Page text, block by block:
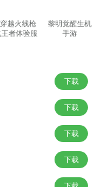
技能与丰富多样的组
带给你争霸天下的帝
的绝佳阵容，阵营buf
越火线枪
者体验服
黎明觉醒生机
手游
下载
下载
下载
下载
下载